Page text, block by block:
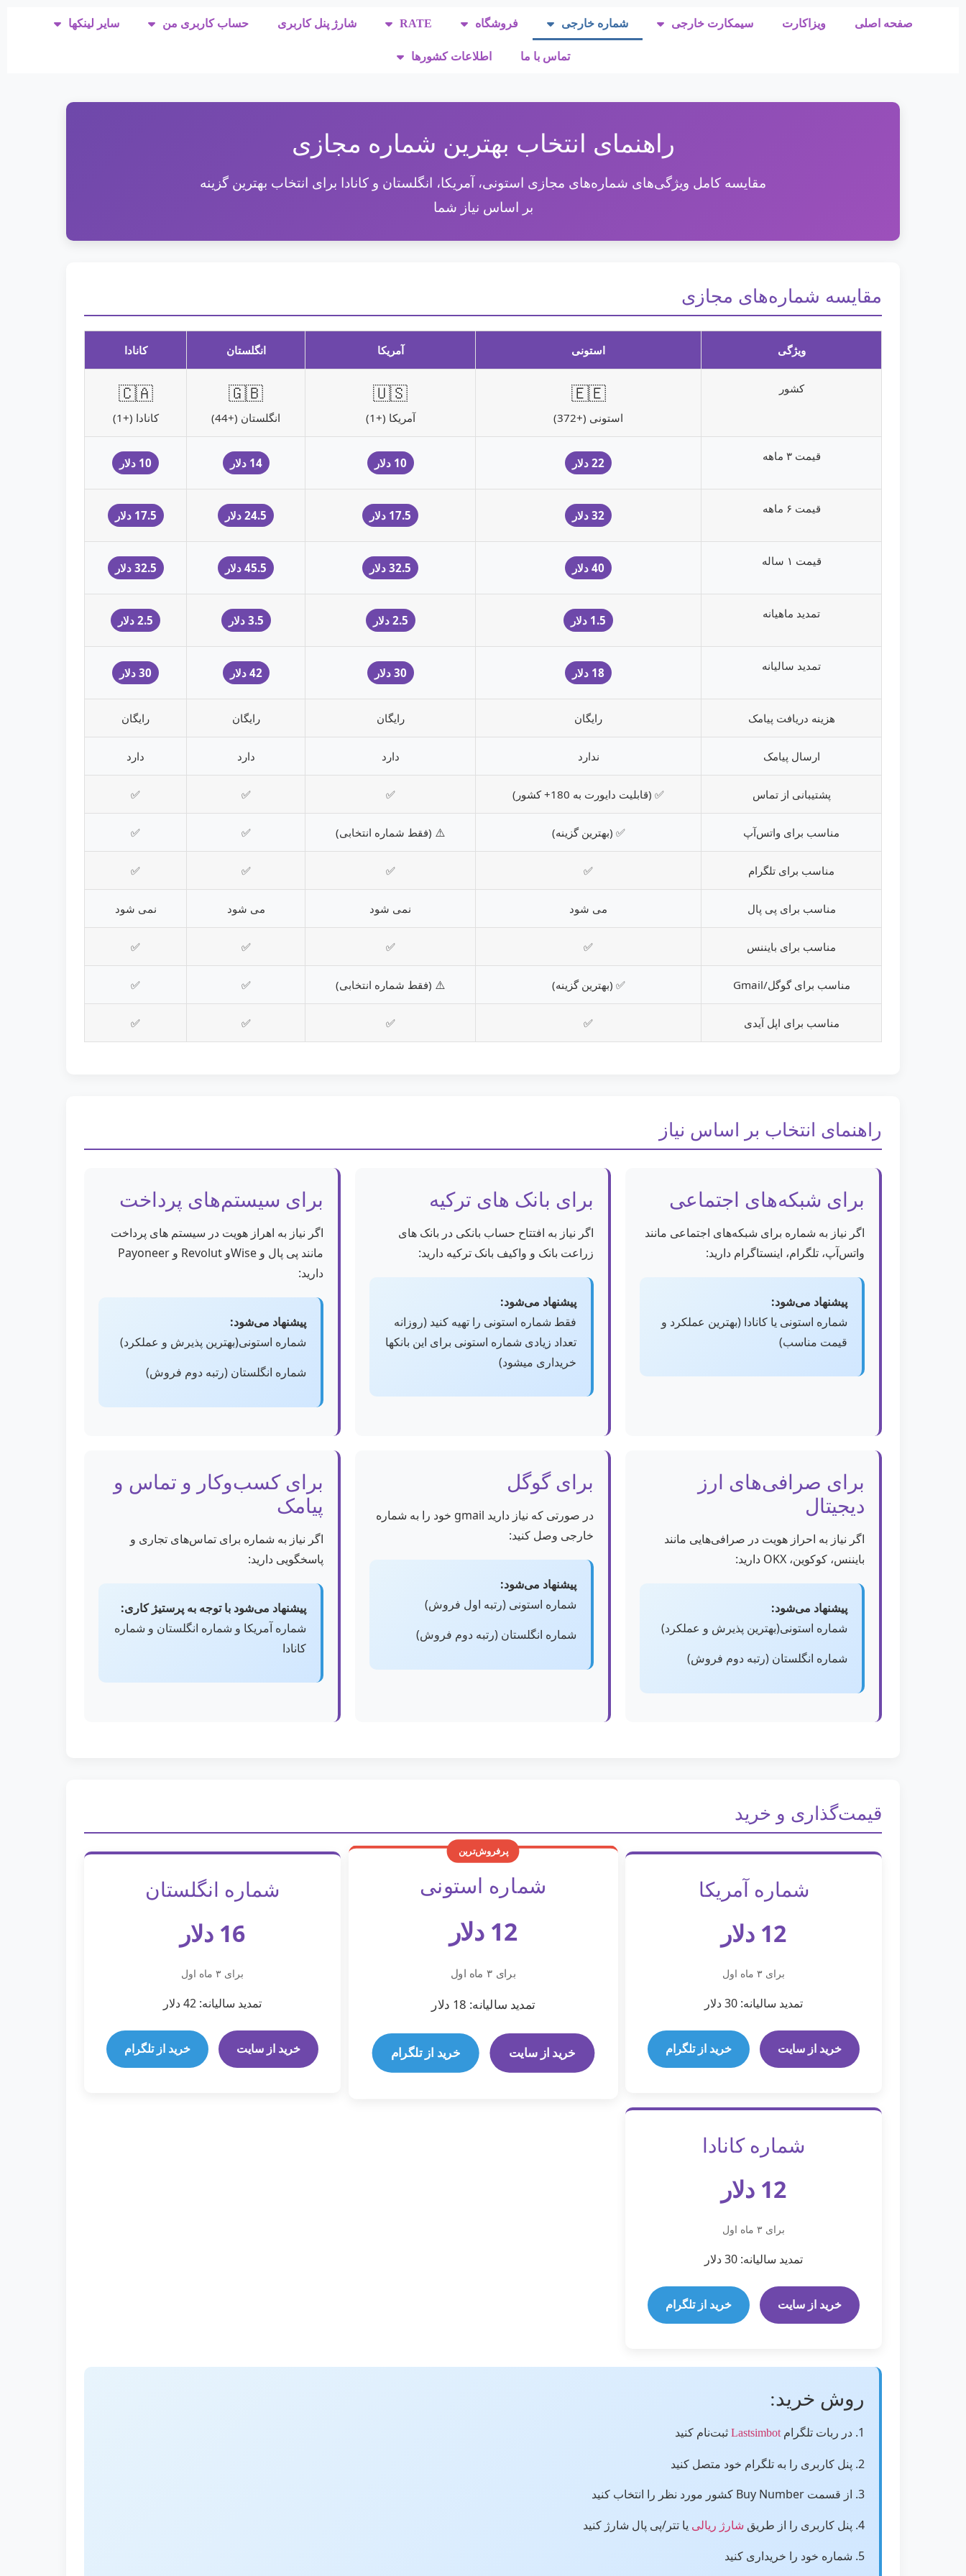
صفحه اصلی ویزاکارت سیمکارت خارجی شماره خارجی فروشگاه RATE شارژ پنل کاربری حساب کاربری من سایر لینکها
تماس با ما اطلاعات کشورها
راهنمای انتخاب بهترین شماره مجازی
مقایسه کامل ویژگی‌های شماره‌های مجازی استونی، آمریکا، انگلستان و کانادا برای انتخاب بهترین گزینه
بر اساس نیاز شما
مقایسه شماره‌های مجازی
ویژگی استونی آمریکا انگلستان کانادا
کشور 🇪🇪
استونی (+372)
🇺🇸
آمریکا (+1)
🇬🇧
انگلستان (+44)
🇨🇦
کانادا (+1)
قیمت ۳ ماهه 22 دلار 10 دلار 14 دلار 10 دلار
قیمت ۶ ماهه 32 دلار 17.5 دلار 24.5 دلار 17.5 دلار
قیمت ۱ ساله 40 دلار 32.5 دلار 45.5 دلار 32.5 دلار
تمدید ماهیانه 1.5 دلار 2.5 دلار 3.5 دلار 2.5 دلار
تمدید سالیانه 18 دلار 30 دلار 42 دلار 30 دلار
هزینه دریافت پیامک رایگان رایگان رایگان رایگان
ارسال پیامک ندارد دارد دارد دارد
پشتیبانی از تماس ✅ (قابلیت دایورت به 180+ کشور) ✅
✅
✅
مناسب برای واتس‌آپ ✅ (بهترین گزینه) ⚠️ (فقط شماره انتخابی) ✅
✅
مناسب برای تلگرام ✅
✅
✅
✅
مناسب برای پی پال می شود نمی شود می شود نمی شود
مناسب برای بایننس ✅
✅
✅
✅
مناسب برای گوگل/Gmail ✅ (بهترین گزینه) ⚠️ (فقط شماره انتخابی) ✅
✅
مناسب برای اپل آیدی ✅
✅
✅
✅
راهنمای انتخاب بر اساس نیاز
برای شبکه‌های اجتماعی
اگر نیاز به شماره برای شبکه‌های اجتماعی مانند
واتس‌آپ، تلگرام، اینستاگرام دارید:
پیشنهاد می‌شود:
شماره استونی یا کانادا (بهترین عملکرد و
قیمت مناسب)
برای بانک های ترکیه
اگر نیاز به افتتاح حساب بانکی در بانک های
زراعت بانک و واکیف بانک ترکیه دارید:
پیشنهاد می‌شود:
فقط شماره استونی را تهیه کنید (روزانه
تعداد زیادی شماره استونی برای این بانکها
خریداری میشود)
برای سیستم‌های پرداخت
اگر نیاز به اهراز هویت در سیستم های پرداخت
مانند پی پال و Wiseو Revolut و Payoneer
دارید:
پیشنهاد می‌شود:
شماره استونی(بهترین پذیرش و عملکرد)
شماره انگلستان (رتبه دوم فروش)
برای صرافی‌های ارز
دیجیتال
اگر نیاز به احراز هویت در صرافی‌هایی مانند
بایننس، کوکوین، OKX دارید:
پیشنهاد می‌شود:
شماره استونی(بهترین پذیرش و عملکرد)
شماره انگلستان (رتبه دوم فروش)
برای گوگل
در صورتی که نیاز دارید gmail خود را به شماره
خارجی وصل کنید:
پیشنهاد می‌شود:
شماره استونی (رتبه اول فروش)
شماره انگلستان (رتبه دوم فروش)
برای کسب‌وکار و تماس و
پیامک
اگر نیاز به شماره برای تماس‌های تجاری و
پاسخگویی دارید:
پیشنهاد می‌شود با توجه به پرستیژ کاری:
شماره آمریکا و شماره انگلستان و شماره
کانادا
قیمت‌گذاری و خرید
شماره آمریکا
12 دلار
برای ۳ ماه اول
تمدید سالیانه: 30 دلار
خرید از سایت خرید از تلگرام
پرفروش‌ترین
شماره استونی
12 دلار
برای ۳ ماه اول
تمدید سالیانه: 18 دلار
خرید از سایت خرید از تلگرام
شماره انگلستان
16 دلار
برای ۳ ماه اول
تمدید سالیانه: 42 دلار
خرید از سایت خرید از تلگرام
شماره کانادا
12 دلار
برای ۳ ماه اول
تمدید سالیانه: 30 دلار
خرید از سایت خرید از تلگرام
روش خرید:
1. در ربات تلگرام Lastsimbot ثبت‌نام کنید
2. پنل کاربری را به تلگرام خود متصل کنید
3. از قسمت Buy Number کشور مورد نظر را انتخاب کنید
4. پنل کاربری را از طریق
شارژ ریالی یا تتر/پی پال شارژ کنید
5. شماره خود را خریداری کنید